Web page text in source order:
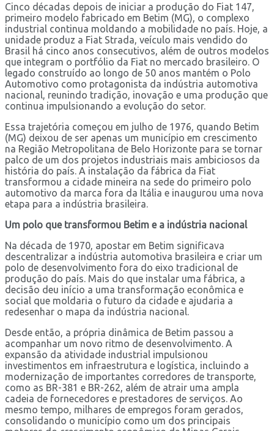
Cinco décadas depois de iniciar a produção do Fiat 147,
primeiro modelo fabricado em Betim (MG), o complexo
industrial continua moldando a mobilidade no país. Hoje, a
unidade produz a Fiat Strada, veículo mais vendido do
Brasil há cinco anos consecutivos, além de outros modelos
que integram o portfólio da Fiat no mercado brasileiro. O
legado construído ao longo de 50 anos mantém o Polo
Automotivo como protagonista da indústria automotiva
nacional, reunindo tradição, inovação e uma produção que
continua impulsionando a evolução do setor.
Essa trajetória começou em julho de 1976, quando Betim
(MG) deixou de ser apenas um município em crescimento
na Região Metropolitana de Belo Horizonte para se tornar
palco de um dos projetos industriais mais ambiciosos da
história do país. A instalação da fábrica da Fiat
transformou a cidade mineira na sede do primeiro polo
automotivo da marca fora da Itália e inaugurou uma nova
etapa para a indústria brasileira.
Um polo que transformou Betim e a indústria nacional
Na década de 1970, apostar em Betim significava
descentralizar a indústria automotiva brasileira e criar um
polo de desenvolvimento fora do eixo tradicional de
produção do país. Mais do que instalar uma fábrica, a
decisão deu início a uma transformação econômica e
social que moldaria o futuro da cidade e ajudaria a
redesenhar o mapa da indústria nacional.
Desde então, a própria dinâmica de Betim passou a
acompanhar um novo ritmo de desenvolvimento. A
expansão da atividade industrial impulsionou
investimentos em infraestrutura e logística, incluindo a
modernização de importantes corredores de transporte,
como as BR-381 e BR-262, além de atrair uma ampla
cadeia de fornecedores e prestadores de serviços. Ao
mesmo tempo, milhares de empregos foram gerados,
consolidando o município como um dos principais